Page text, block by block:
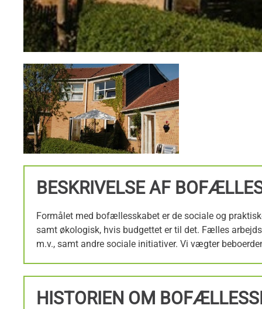
BESKRIVELSE AF
Formålet med bofællesskabet er de sociale og
samt økologisk, hvis budgettet er til det. Fælles
m.v., samt andre sociale initiativer. Vi vægter
HISTORIEN OM